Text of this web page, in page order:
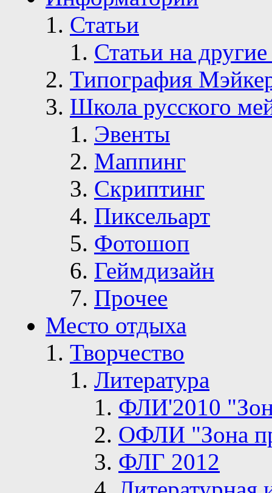
Статьи
Статьи на
Типография
Школа русского
Эвенты
Маппинг
Скриптинг
Пиксельарт
Фотошоп
Геймдизайн
Прочее
Место отдыха
Творчество
Литература
ФЛИ'2010
ОФЛИ "Зона
ФЛГ 2012